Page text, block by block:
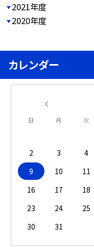
2021年度
2020年度
カレンダー
日 月 火
2
3 4
9
10 11
16
17 18
23
24 25
30
31